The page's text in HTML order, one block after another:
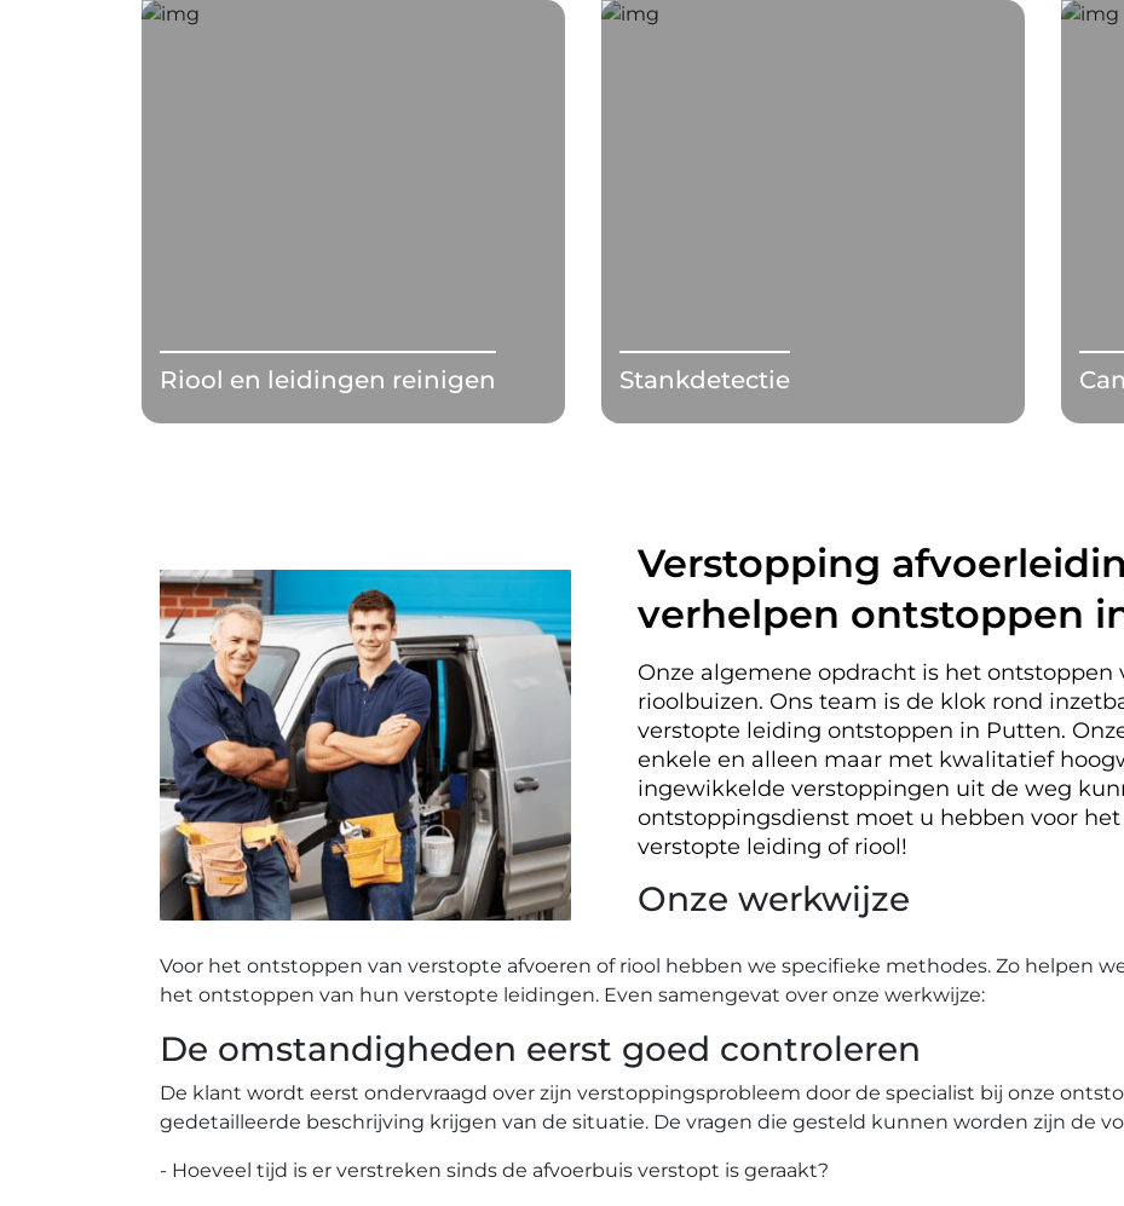
Riool en leidingen reinigen Stankdetectie
Verstopping
verhelpen ontstoppen
Onze algemene opdracht is het ontstoppen
rioolbuizen. Ons team is de klok rond
verstopte leiding ontstoppen in Putten.
enkele en alleen maar met kwalitatief
ingewikkelde verstoppingen uit de weg
ontstoppingsdienst moet u hebben voor
verstopte leiding of riool!
Onze werkwijze
Voor het ontstoppen van verstopte afvoeren of riool hebben we specifieke methodes. Zo helpen
het ontstoppen van hun verstopte leidingen. Even samengevat over onze werkwijze:
De omstandigheden eerst goed controleren
De klant wordt eerst ondervraagd over zijn verstoppingsprobleem door de specialist bij onze
gedetailleerde beschrijving krijgen van de situatie. De vragen die gesteld kunnen worden zijn de
- Hoeveel tijd is er verstreken sinds de afvoerbuis verstopt is geraakt?